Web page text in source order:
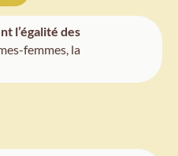
l’égalité des
femmes, la